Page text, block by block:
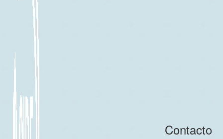
Contacto